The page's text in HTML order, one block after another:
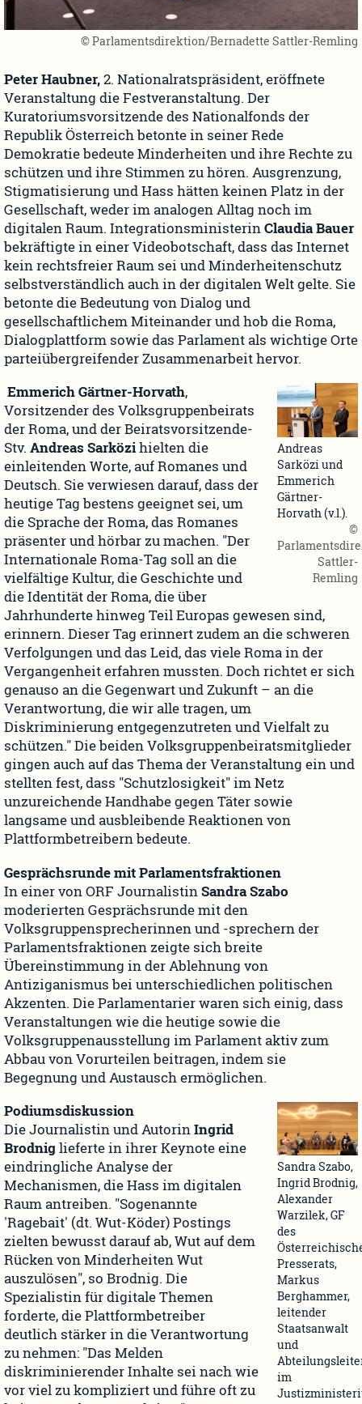
© Parlamentsdirektion/Bernadette Sattler-Remling
Peter Haubner,2. Nationalratspräsident, eröffnete
Veranstaltung die Festveranstaltung. Der
Kuratoriumsvorsitzende des Nationalfonds der
Republik Österreich betonte in seiner Rede
Demokratie bedeute Minderheiten und ihre Rechte zu
schützen und ihre Stimmen zu hören. Ausgrenzung,
Stigmatisierung und Hass hätten keinen Platz in der
Gesellschaft, weder im analogen Alltag noch im
digitalen Raum. IntegrationsministerinClaudia Bauer
bekräftigte in einer Videobotschaft, dass das Internet
kein rechtsfreier Raum sei und Minderheitenschutz
selbstverständlich auch in der digitalen Welt gelte. Sie
betonte die Bedeutung von Dialog und
gesellschaftlichem Miteinander und hob die Roma,
Dialogplattform sowie das Parlament als wichtige Orte
parteiübergreifender Zusammenarbeit hervor.
Andreas
Sarközi und
Emmerich
Gärtner-
Horvath (v.l.).
©
Sattler-
Remling
Emmerich Gärtner-Horvath,
Vorsitzender des Volksgruppenbeirats
der Roma, und der Beiratsvorsitzende-
Stv. AndreasSarközihielten die
einleitenden Worte, auf Romanes und
Deutsch. Sie verwiesen darauf, dass der
heutige Tag bestens geeignet sei, um
die Sprache der Roma, das Romanes
präsenter und hörbar zu machen. "Der
Internationale Roma-Tag soll an die
vielfältige Kultur, die Geschichte und
die Identität der Roma, die über
Jahrhunderte hinweg Teil Europas gewesen sind,
erinnern. Dieser Tag erinnert zudem an die schweren
Verfolgungen und das Leid, das viele Roma in der
Vergangenheit erfahren mussten. Doch richtet er sich
genauso an die Gegenwart und Zukunft – an die
Verantwortung, die wir alle tragen, um
Diskriminierung entgegenzutreten und Vielfalt zu
schützen." Die beiden Volksgruppenbeiratsmitglieder
gingen auch auf das Thema der Veranstaltung ein und
stellten fest, dass "Schutzlosigkeit" im Netz
unzureichende Handhabe gegen Täter sowie
langsame und ausbleibende Reaktionen von
Plattformbetreibern bedeute.
Gesprächsrunde mit Parlamentsfraktionen
In einer von ORF JournalistinSandra Szabo
moderierten Gesprächsrunde mit den
Volksgruppensprecherinnen und -sprechern der
Parlamentsfraktionen zeigte sich breite
Übereinstimmung in der Ablehnung von
Antiziganismus bei unterschiedlichen politischen
Akzenten. Die Parlamentarier waren sich einig, dass
Veranstaltungen wie die heutige sowie die
Volksgruppenausstellung im Parlament aktiv zum
Abbau von Vorurteilen beitragen, indem sie
Begegnung und Austausch ermöglichen.
Sandra Szabo,
Ingrid Brodnig,
Alexander
Warzilek, GF
des
Presserats,
Markus
Berghammer,
leitender
Staatsanwalt
und
im
Podiumsdiskussion
Die Journalistin und AutorinIngrid
Brodnig lieferte in ihrer Keynote eine
eindringliche Analyse der
Mechanismen, die Hass im digitalen
Raum antreiben. "Sogenannte
'Ragebait' (dt. Wut-Köder) Postings
zielten bewusst darauf ab, Wut auf dem
Rücken von Minderheiten Wut
auszulösen", so Brodnig. Die
Spezialistin für digitale Themen
forderte, die Plattformbetreiber
deutlich stärker in die Verantwortung
zu nehmen: "Das Melden
diskriminierender Inhalte sei nach wie
vor viel zu kompliziert und führe oft zu